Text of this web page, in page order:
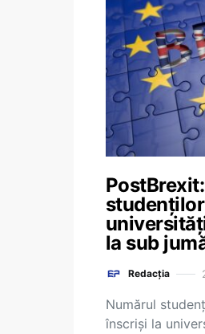
la sub
Redacția
Numărul
înscrişi la